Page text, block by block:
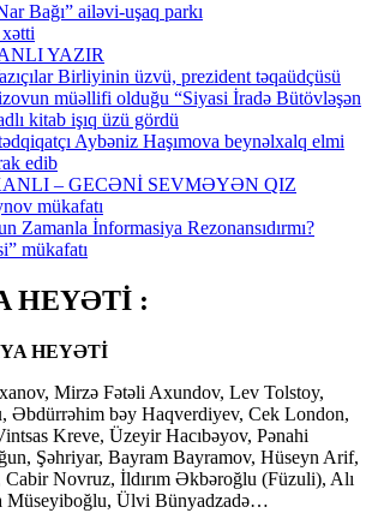
Bağı” ailəvi-uşaq parkı
xətti
YAZIR
Birliyinin üzvü, prezident təqaüdçüsü
müəllifi olduğu “Siyasi İradə Bütövləşən
kitab işıq üzü gördü
Aybəniz Haşımova beynəlxalq elmi
edib
– GECƏNİ SEVMƏYƏN QIZ
mükafatı
Zamanla İnformasiya Rezonansıdırmı?
mükafatı
HEYƏTİ :
HEYƏTİ
Mirzə Fətəli Axundov, Lev Tolstoy,
Əbdürrəhim bəy Haqverdiyev, Cek London,
Kreve, Üzeyir Hacıbəyov, Pənahi
Şəhriyar, Bayram Bayramov, Hüseyn Arif,
Cabir Novruz, İldırım Əkbəroğlu (Füzuli), Alı
Müseyiboğlu, Ülvi Bünyadzadə…